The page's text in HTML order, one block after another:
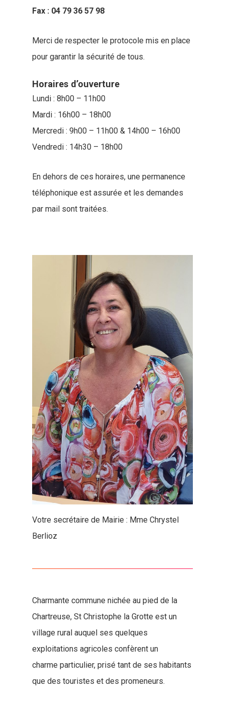
Fax : 04 79 36 57 98
Merci de respecter le protocole mis en place
pour garantir la sécurité de tous.
Horaires d’ouverture
Lundi : 8h00 – 11h00
Mardi : 16h00 – 18h00
Mercredi : 9h00 – 11h00 & 14h00 – 16h00
Vendredi : 14h30 – 18h00
En dehors de ces horaires, une permanence
téléphonique est assurée et les demandes
par mail sont traitées.
Votre secrétaire de Mairie : Mme Chrystel
Berlioz
Charmante commune nichée au pied de la
Chartreuse, St Christophe la Grotte est un
village rural auquel ses quelques
exploitations agricoles confèrent un
charme particulier, prisé tant de ses habitants
que des touristes et des promeneurs.